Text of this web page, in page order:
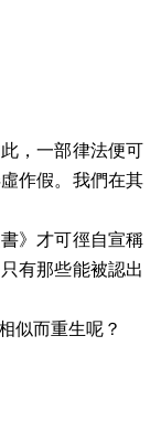
，一部律法便可
作假。我們在其
》才可徑自宣稱
有那些能被認出
似而重生呢？